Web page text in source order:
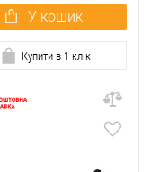
У кошик
Купити в 1 клік